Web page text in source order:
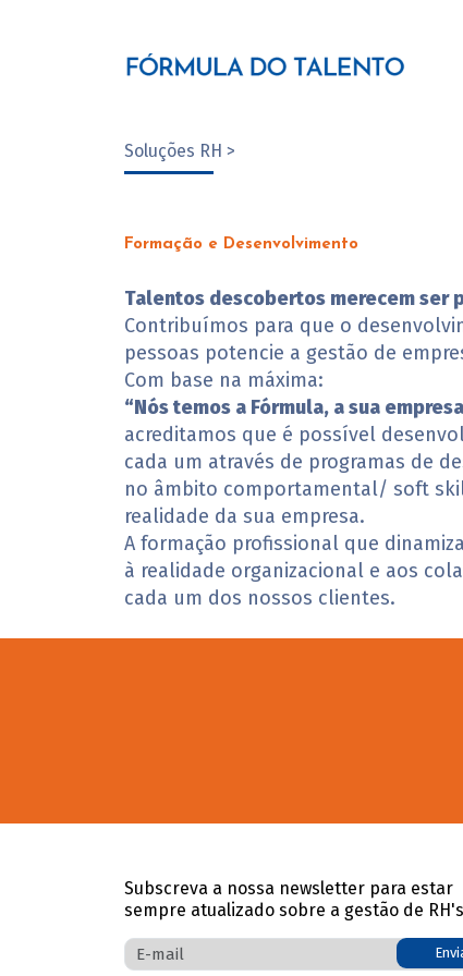
Soluções RH >
Formação e Desenvolvimento
Talentos descobertos merecem ser
Contribuímos para que o
pessoas potencie a gestão de
Com base na máxima:
“Nós temos a Fórmula, a sua
acreditamos que é possível
cada um através de programas de
no âmbito comportamental/ soft
realidade da sua empresa.
A formação profissional que
à realidade organizacional e aos
cada um dos nossos clientes.
Subscreva a nossa newsletter para estar
sempre atualizado sobre a gestão de RH's